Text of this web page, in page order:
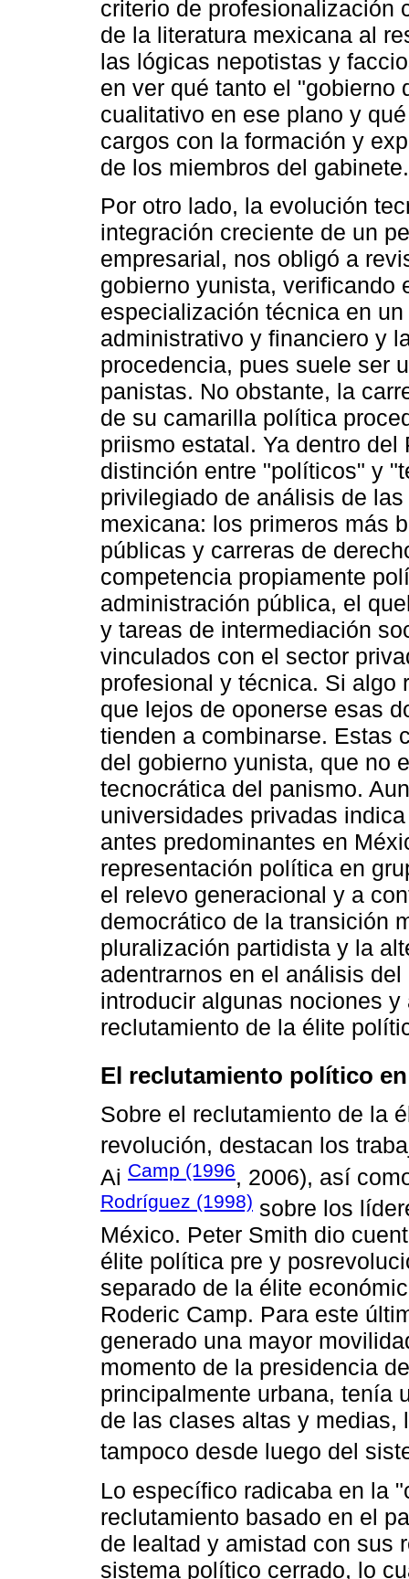
criterio de profesionalización
de la literatura mexicana al
las lógicas nepotistas y
en ver qué tanto el "gobierno
cualitativo en ese plano y
cargos con la formación y
de los miembros del gabinete.
Por otro lado, la evolución
integración creciente de un
empresarial, nos obligó a
gobierno yunista, verificando
especialización técnica en
administrativo y financiero y
procedencia, pues suele ser
panistas. No obstante, la
de su camarilla política
priismo estatal. Ya dentro
distinción entre "políticos" y
privilegiado de análisis de
mexicana: los primeros más
públicas y carreras de
competencia propiamente
administración pública, el
y tareas de intermediación
vinculados con el sector
profesional y técnica. Si algo
que lejos de oponerse esas
tienden a combinarse. Estas
del gobierno yunista, que no
tecnocrática del panismo.
universidades privadas
antes predominantes en
representación política en
el relevo generacional y a
democrático de la transición
pluralización partidista y la
adentrarnos en el análisis
introducir algunas nociones
reclutamiento de la élite
El reclutamiento político
Sobre el reclutamiento de la
revolución, destacan los
Ai Camp (1996, 2006), así
Rodríguez (1998) sobre los
México. Peter Smith dio
élite política pre y
separado de la élite
Roderic Camp. Para este
generado una mayor
momento de la presidencia
principalmente urbana, tenía
de las clases altas y medias,
tampoco desde luego del
Lo específico radicaba en la
reclutamiento basado en el
de lealtad y amistad con sus
sistema político cerrado, lo